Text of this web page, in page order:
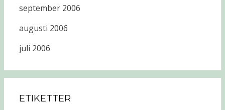
september 2006
augusti 2006
juli 2006
ETIKETTER